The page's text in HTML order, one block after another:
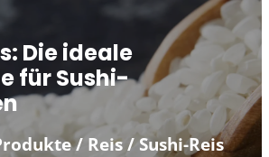
Die ideale
für Sushi-
/ Reis/Sushi-Reis